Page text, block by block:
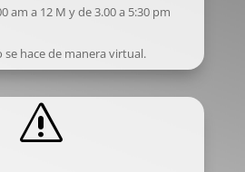
am a 12 M y de 3.00 a 5:30 pm
hace de manera virtual.
s